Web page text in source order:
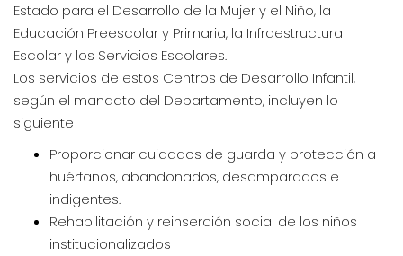
Estado para el Desarrollo de la Mujer y el Niño, la
Educación Preescolar y Primaria, la Infraestructura
Escolar y los Servicios Escolares.
Los servicios de estos Centros de Desarrollo Infantil,
según el mandato del Departamento, incluyen lo
siguiente
Proporcionar cuidados de guarda y protección a
huérfanos, abandonados, desamparados e
indigentes.
Rehabilitación y reinserción social de los niños
institucionalizados